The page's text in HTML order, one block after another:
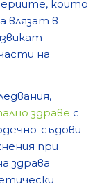
които
влязат в
на
здраве с
съдови
при
здрава